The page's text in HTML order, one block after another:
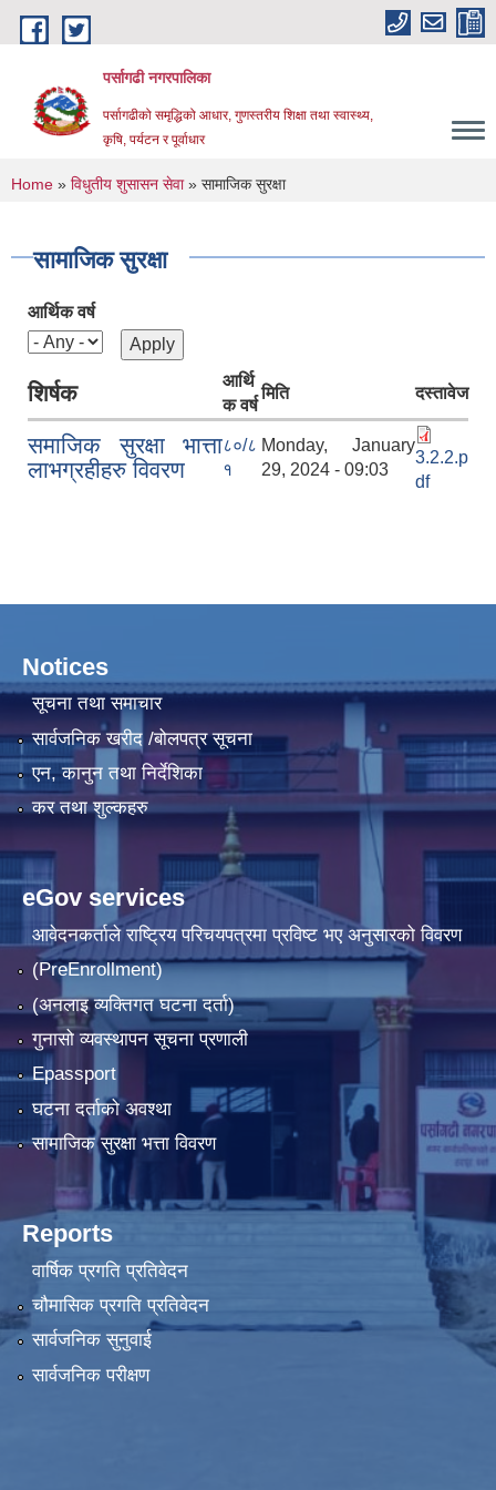
Skip to main content
पर्सागढी नगरपालिका
पर्सागढीको समृद्धिको आधार, गुणस्तरीय शिक्षा तथा स्वास्थ्य,
कृषि, पर्यटन र पूर्वाधार
You are here
Home » विधुतीय शुसासन सेवा» सामाजिक सुरक्षा
सामाजिक सुरक्षा
आर्थिक वर्ष
शिर्षक
आर्थि
क वर्ष
मिति दस्तावेज
समाजिक सुरक्षा भात्ता
लाभग्रहीहरु विवरण
८०/८
१
Monday, January
29, 2024 - 09:03
3.2.2.p
df
Notices
सूचना तथा समाचार
सार्वजनिक खरीद /बोलपत्र सूचना
एन, कानुन तथा निर्देशिका
कर तथा शुल्कहरु
eGov services
आवेदनकर्ताले राष्‍ट्रिय परिचयपत्रमा प्रविष्ट भए अनुसारको विवरण
(PreEnrollment)
(अनलाइ व्यक्तिगत घटना दर्ता)
गुनासो व्यवस्थापन सूचना प्रणाली
Epassport
घटना दर्ताको अवश्था
सामाजिक सुरक्षा भत्ता विवरण
Reports
वार्षिक प्रगति प्रतिवेदन
चौमासिक प्रगति प्रतिवेदन
सार्वजनिक सुनुवाई
सार्वजनिक परीक्षण